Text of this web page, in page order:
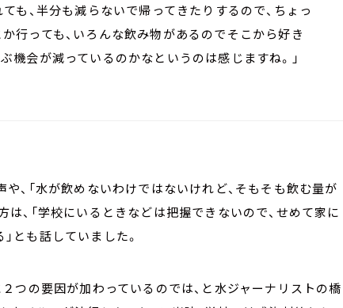
、半分も減らないで帰ってきたりするので、ちょっ
行っても、いろんな飲み物があるのでそこから好き
機会が減っているのかなというのは感じますね。」
、「水が飲めないわけではないけれど、そもそも飲む量が
、「学校にいるときなどは把握できないので、せめて家に
とも話していました。
２つの要因が加わっているのでは、と水ジャーナリストの橋